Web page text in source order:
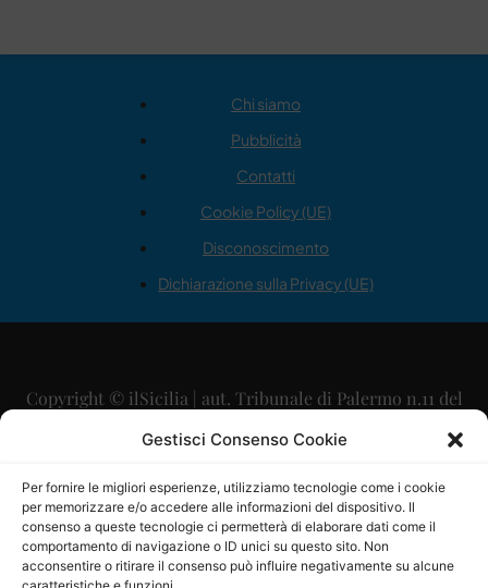
Gestisci Consenso Cookie
Per fornire le migliori esperienze, utilizziamo tecnologie come i cookie
per memorizzare e/o accedere alle informazioni del dispositivo. Il
consenso a queste tecnologie ci permetterà di elaborare dati come il
comportamento di navigazione o ID unici su questo sito. Non
acconsentire o ritirare il consenso può influire negativamente su alcune
Chi siamo
Pubblicità
Contatti
Cookie Policy (UE)
Disconoscimento
Dichiarazione sulla Privacy (UE)
Copyright © ilSicilia | aut. Tribunale di Palermo n.11 del
29/09/2015
Direttore Editoriale: Maurizio Scaglione
Direttore Responsabile: Maria Calabrese